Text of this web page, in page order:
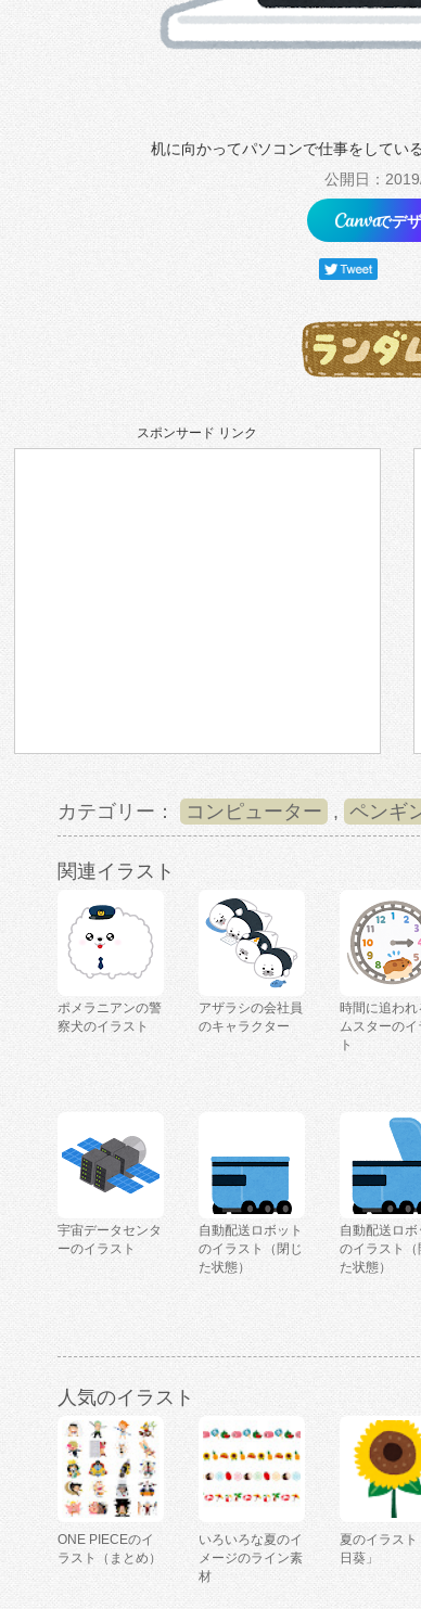
机に向かってパソコンで仕事をしてい
公開日：
でデ
スポンサード リンク
カテゴリー： コンピューター , ペンギ
関連イラスト
ポメラニアンの警
察犬のイラスト
アザラシの会社員
のキャラクター
時間に追われ
ムスターのイ
ト
宇宙データセンタ
ーのイラスト
自動配送ロボット
のイラスト（閉じ
た状態）
自動配送ロボ
のイラスト（
た状態）
人気のイラスト
ONE PIECEのイ
ラスト（まとめ）
いろいろな夏のイ
メージのライン素
材
夏のイラスト
日葵」